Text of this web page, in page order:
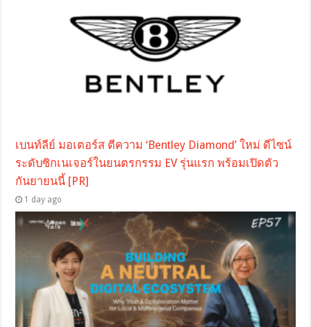
เบนท์ลีย์ มอเตอร์ส ตีความ ‘Bentley Diamond’ ใหม่ ดีไซน์
ระดับซิกเนเจอร์ในยนตรกรรม EV รุ่นแรก พร้อมเปิดตัว
กันยายนนี้ [PR]
1 day ago